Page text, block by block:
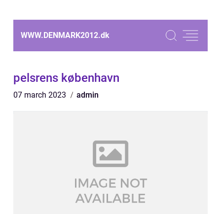
WWW.DENMARK2012.dk
pelsrens københavn
07 march 2023 admin